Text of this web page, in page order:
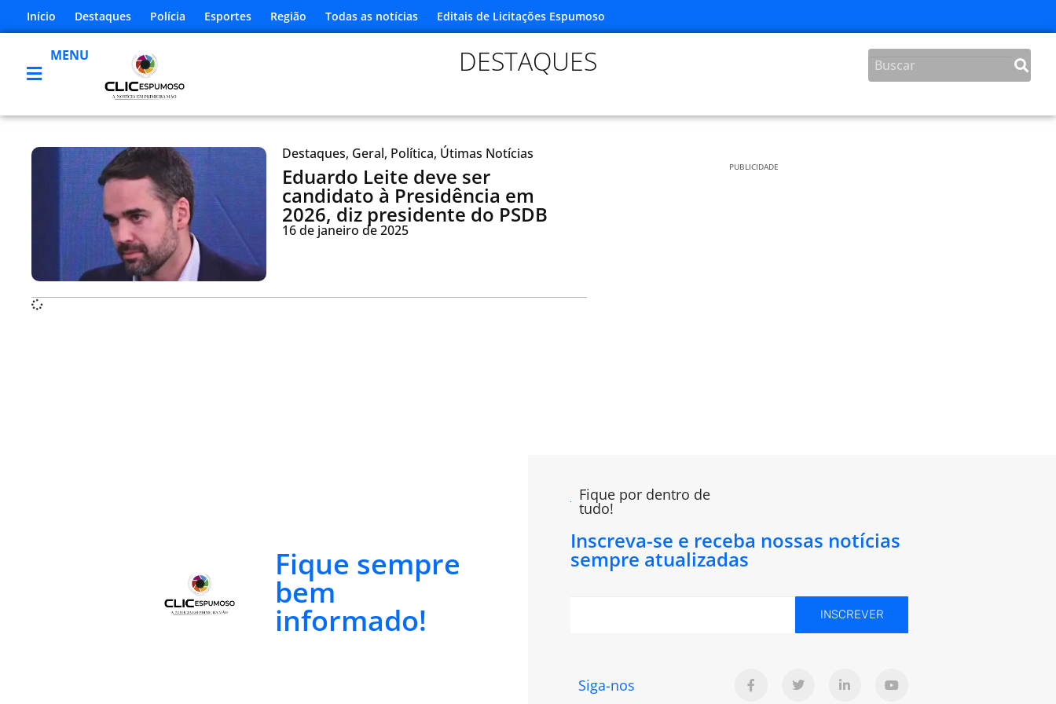
Início Destaques Polícia Esportes Região Todas as notícias Editais de Licitações Espumoso
MENU DESTAQUES
Destaques, Geral, Política, Útimas Notícias
Eduardo Leite deve ser
candidato à Presidência em
2026, diz presidente do PSDB
16 de janeiro de 2025
PUBLICIDADE
Fique sempre
bem
informado!
Fique por dentro de
tudo!
Inscreva-se e receba nossas notícias
sempre atualizadas
INSCREVER
Siga-nos